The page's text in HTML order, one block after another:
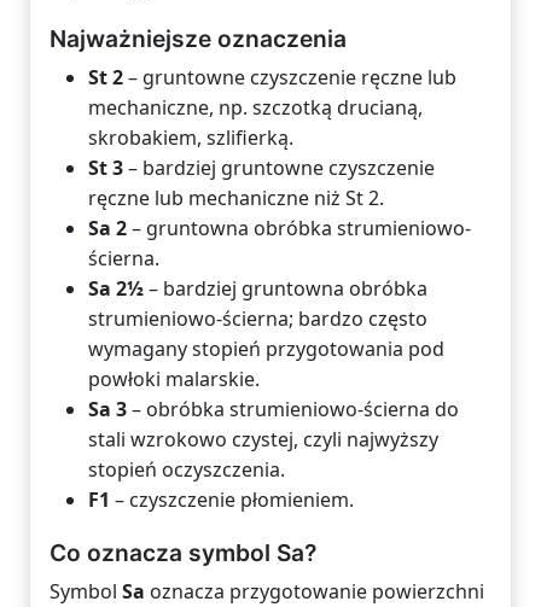
Najważniejsze oznaczenia
St 2– gruntowne czyszczenie ręczne lub
mechaniczne, np. szczotką drucianą,
skrobakiem, szlifierką.
St 3– bardziej gruntowne czyszczenie
ręczne lub mechaniczne niż St 2.
Sa 2– gruntowna obróbka strumieniowo-
ścierna.
Sa 2½– bardziej gruntowna obróbka
strumieniowo-ścierna; bardzo często
wymagany stopień przygotowania pod
powłoki malarskie.
Sa 3– obróbka strumieniowo-ścierna do
stali wzrokowo czystej, czyli najwyższy
stopień oczyszczenia.
F1 – czyszczenie płomieniem.
Co oznacza symbol Sa?
Symbol Sa oznacza przygotowanie powierzchni